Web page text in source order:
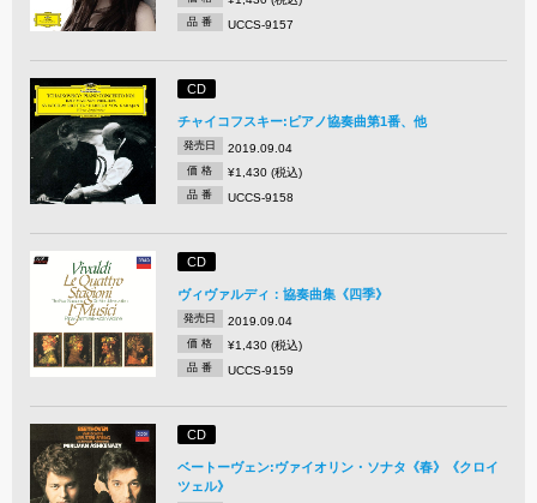
品 番 UCCS-9157
CD
チャイコフスキー:ピアノ協奏曲第1番、他
発売日 2019.09.04
価 格 ¥1,430 (税込)
品 番 UCCS-9158
CD
ヴィヴァルディ：協奏曲集《四季》
発売日 2019.09.04
価 格 ¥1,430 (税込)
品 番 UCCS-9159
CD
ベートーヴェン:ヴァイオリン・ソナタ《春》《クロイ
ツェル》